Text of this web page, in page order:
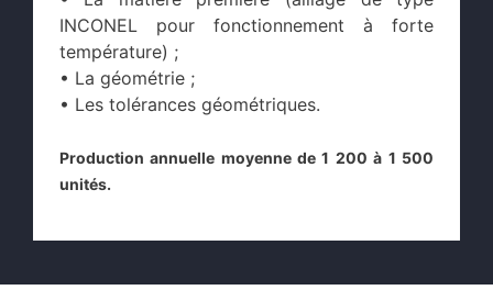
INCONEL pour fonctionnement à forte
température) ;
• La géométrie ;
• Les tolérances géométriques.
Production annuelle moyenne de 1 200 à 1 500
unités.